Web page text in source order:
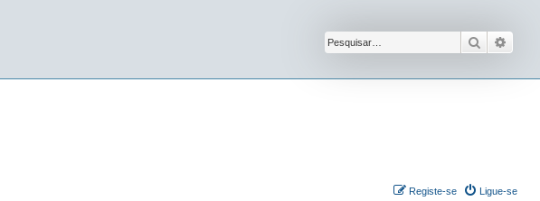
Pesquisar
Ligue-se
Registe-se